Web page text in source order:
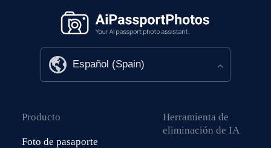
Producto
Foto de pasaporte
Herramienta de
eliminación de IA